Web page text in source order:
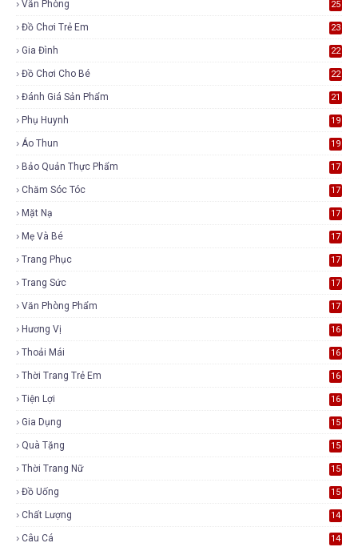
Văn Phòng 25
Đồ Chơi Trẻ Em 23
Gia Đình 22
Đồ Chơi Cho Bé 22
Đánh Giá Sản Phẩm 21
Phụ Huynh 19
Áo Thun 19
Bảo Quản Thực Phẩm 17
Chăm Sóc Tóc 17
Mặt Nạ 17
Mẹ Và Bé 17
Trang Phục 17
Trang Sức 17
Văn Phòng Phẩm 17
Hương Vị 16
Thoải Mái 16
Thời Trang Trẻ Em 16
Tiện Lợi 16
Gia Dụng 15
Quà Tặng 15
Thời Trang Nữ 15
Đồ Uống 15
Chất Lượng 14
Câu Cá 14